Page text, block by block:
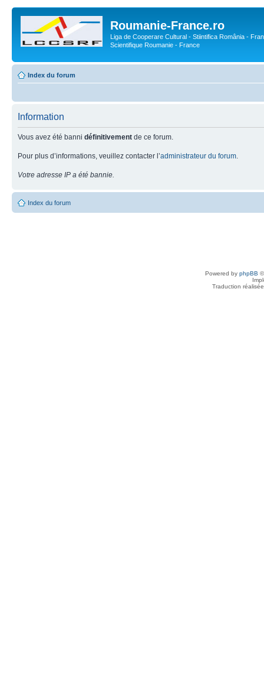
Roumanie-France.ro
Liga de Cooperare Cultural - Stiintifica România -
Scientifique Roumanie - France
Index du forum
Information
Vous avez été banni définitivement de ce forum.
Pour plus d’informations, veuillez contacter l’administrateur du forum
Votre adresse IP a été bannie.
Index du forum
Powered by phpBB
Traduction